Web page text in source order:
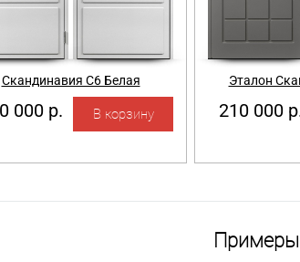
Скандинавия С6 Белая
000 р.
Эталон
210 000